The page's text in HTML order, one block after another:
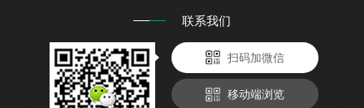
联系我们
扫码加微信
移动端浏览